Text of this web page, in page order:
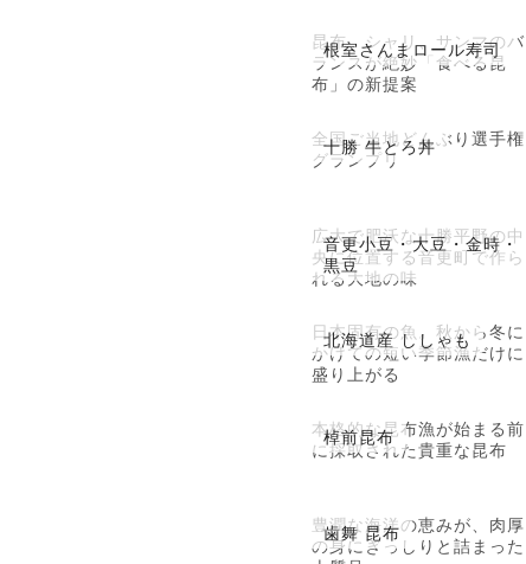
根室さんまロール寿司
昆布、シャリ、サンマのバ
ランスが絶妙「食べる昆
布」の新提案
十勝 牛とろ丼
全国ご当地どんぶり選手権
グランプリ
音更小豆・大豆・金時・
黒豆
広大で肥沃な十勝平野の中
央に位置する音更町で作ら
れる大地の味
北海道産 ししゃも
日本固有の魚。秋から冬に
かけての短い季節漁だけに
盛り上がる
棹前昆布
本格的な昆布漁が始まる前
に採取された貴重な昆布
歯舞 昆布
豊潤な海洋の恵みが、肉厚
の身にぎっしりと詰まった